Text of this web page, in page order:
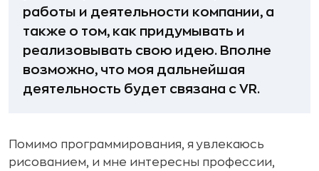
работы и деятельности компании, а
также о том, как придумывать и
реализовывать свою идею. Вполне
возможно, что моя дальнейшая
деятельность будет связана с VR.
Помимо программирования, я увлекаюсь
рисованием, и мне интересны профессии,